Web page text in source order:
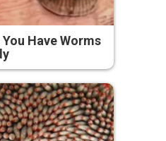
Have Worms